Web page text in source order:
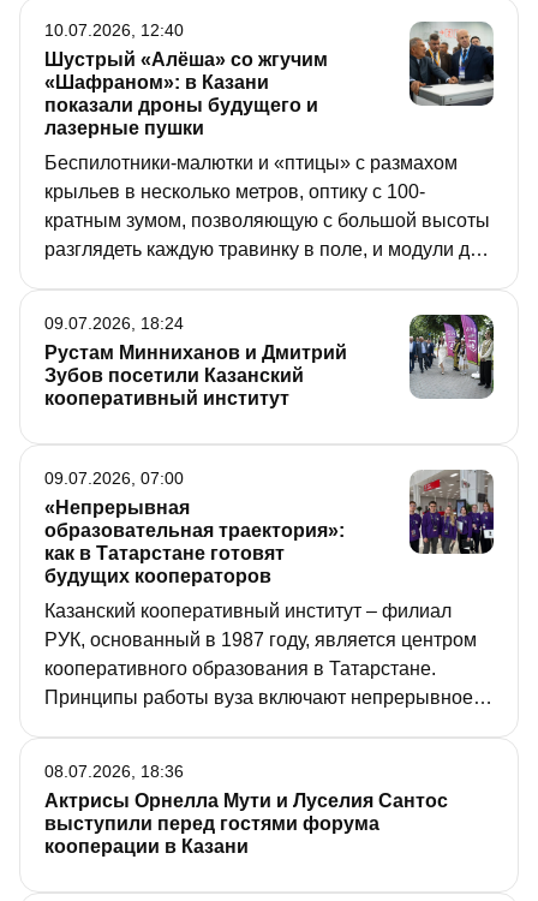
Шустрый «Алёша» со жгучим
«Шафраном»: в Казани
показали дроны будущего и
лазерные пушки
Беспилотники-малютки и «птицы» с размахом
крыльев в несколько метров, оптику с 100-
кратным зумом, позволяющую с большой высоты
разглядеть каждую травинку в поле, и модули для
выставке «Дрон Экспо – 2026», которая проходит
в Казани. В числе почетных гостей был Раис
Татарстана Рустам Минниханов.
10.07.2026, 12:40
Рустам Минниханов и Дмитрий
Зубов посетили Казанский
кооперативный институт
09.07.2026, 18:24
«Непрерывная
образовательная траектория»:
как в Татарстане готовят
будущих кооператоров
Казанский кооперативный институт – филиал
РУК, основанный в 1987 году, является центром
кооперативного образования в Татарстане.
Принципы работы вуза включают непрерывное
и Центросоюзом РФ. Подробнее о его работе – в
материале «РТ».
09.07.2026, 07:00
Актрисы Орнелла Мути и Луселия Сантос
выступили перед гостями форума
кооперации в Казани
08.07.2026, 18:36